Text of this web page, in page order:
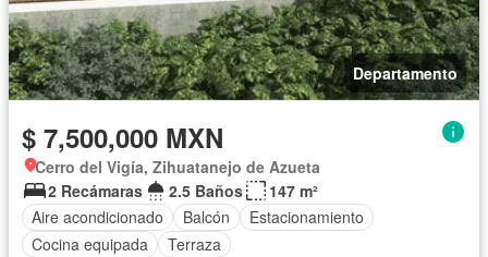
Departamento
$ 7,500,000 MXN
Cerro del Vigía, Zihuatanejo de Azueta
2 Recámaras
2.5 Baños
147 m²
Aire acondicionado
Balcón
Estacionamiento
Cocina equipada
Terraza